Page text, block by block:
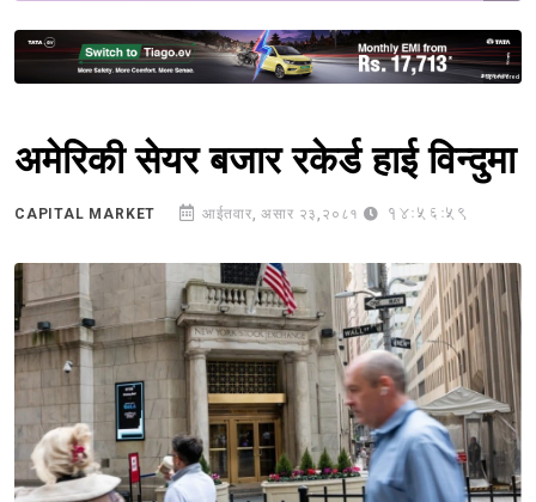
Sponsored
अमेरिकी सेयर बजार रकेर्ड हाई विन्दुमा
CAPITAL MARKET आईतवार, असार २३,२०८१ 14:56:59